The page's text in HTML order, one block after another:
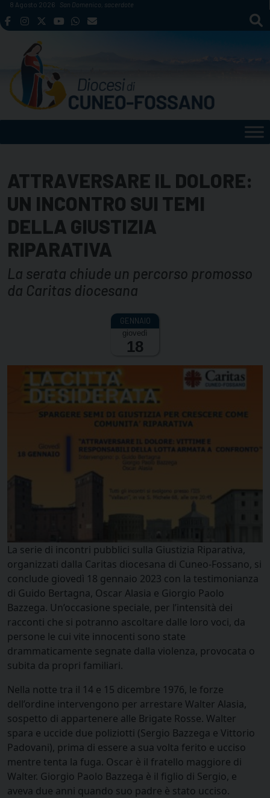
Skip
to
8 Agosto 2026 San Domenico, sacerdote
ATTRAVERSARE IL DOLORE:
UN INCONTRO SUI TEMI
DELLA GIUSTIZIA
RIPARATIVA
La serata chiude un percorso promosso
da Caritas diocesana
giovedì
18
La serie di incontri pubblici sulla Giustizia Riparativa,
organizzati dalla Caritas diocesana di Cuneo-Fossano, si
conclude giovedì 18 gennaio 2023 con la testimonianza
di Guido Bertagna, Oscar Alasia e Giorgio Paolo
Bazzega. Un’occasione speciale, per l’intensità dei
racconti che si potranno ascoltare dalle loro voci, da
persone le cui vite innocenti sono state
drammaticamente segnate dalla violenza, provocata o
subita da propri familiari.
Nella notte tra il 14 e 15 dicembre 1976, le forze
dell’ordine intervengono per arrestare Walter Alasia,
sospetto di appartenere alle Brigate Rosse. Walter
spara e uccide due poliziotti (Sergio Bazzega e Vittorio
Padovani), prima di essere a sua volta ferito e ucciso
mentre tenta la fuga. Oscar è il fratello maggiore di
Walter. Giorgio Paolo Bazzega è il figlio di Sergio, e
aveva due anni quando suo padre è stato ucciso.